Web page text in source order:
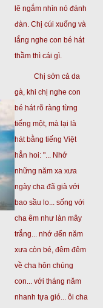
lẽ ngắm nhìn nó đánh
đàn. Chị cúi xuống và
lắng nghe con bé hát
thầm thì cái gì.
Chị sởn cả da
gà, khi chị nghe con
bé hát rõ ràng từng
tiếng một, mà lại là
hát bằng tiếng Việt
hẳn hoi: "... Nhớ
những năm xa xưa
ngày cha đã già với
bao sầu lo... sống với
cha êm như làn mây
trắng... nhớ đến năm
xưa còn bé, đêm đêm
về cha hôn chúng
con... với tháng năm
nhanh tựa gió... ôi cha